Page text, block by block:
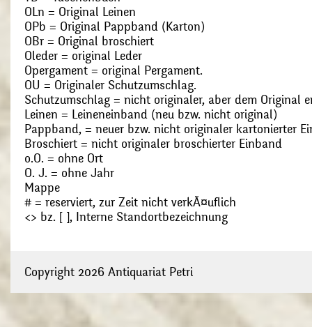
OLn = Original Leinen
OPb = Original Pappband (Karton)
OBr = Original broschiert
Oleder = original Leder
Opergament = original Pergament.
OU = Originaler Schutzumschlag.
Schutzumschlag = nicht originaler, aber dem Original
Leinen = Leineneinband (neu bzw. nicht original)
Pappband, = neuer bzw. nicht originaler kartonierter
Broschiert = nicht originaler broschierter Einband
o.O. = ohne Ort
O. J. = ohne Jahr
Mappe
# = reserviert, zur Zeit nicht verkÃ¤uflich
<> bz. [ ], Interne Standortbezeichnung
Copyright 2026 Antiquariat Petri